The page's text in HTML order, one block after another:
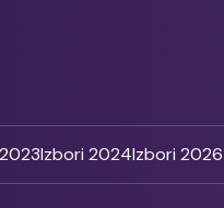
Izbori 2024Izbori 2026